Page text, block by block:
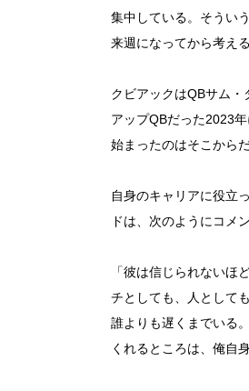
集中している。そうい
来週になってから考える
クビアックはQBサム
アップQBだった2023
始まったのはそこから
自身のキャリアに役立
ドは、次のようにコメ
「彼は信じられない
チとしても、人として
誰よりも遅くまでいる
くれるところは、俺自